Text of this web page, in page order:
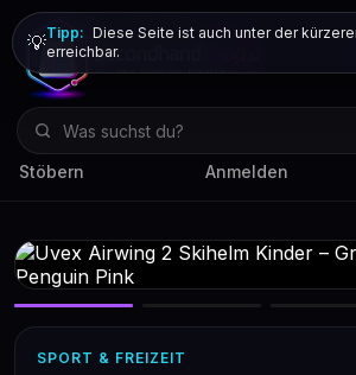
Stöbern Anmelden
💡Tipp: Diese Seite ist auch unter der
erreichbar.
SPORT & FREIZEIT